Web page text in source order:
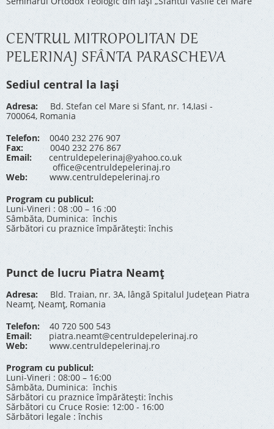
CENTRUL MITROPOLITAN DE
PELERINAJ SFÂNTA PARASCHEVA
Sediul central la Iași
Adresa: Bd. Stefan cel Mare si Sfant, nr. 14,Iasi -
700064, Romania
Telefon: 0040 232 276 907
Fax: 0040 232 276 867
Email:
centruldepelerinaj@yahoo.co.uk
office@centruldepelerinaj.ro
Web:
www.centruldepelerinaj.ro
Program cu publicul:
Luni-Vineri : 08 :00 – 16 :00
Sâmbăta, Duminica: închis
Sărbători cu praznice împărătești: închis
Punct de lucru Piatra Neamț
Adresa: Bld. Traian, nr. 3A, lângă Spitalul Județean Piatra
Neamț, Neamț, Romania
Telefon:40 720 500 543
Email:
piatra.neamt@centruldepelerinaj.ro
Web:
www.centruldepelerinaj.ro
Program cu publicul:
Luni-Vineri : 08:00 – 16:00
Sâmbăta, Duminica: închis
Sărbători cu praznice împărătești: închis
Sărbători cu Cruce Rosie: 12:00 - 16:00
Sărbători legale : închis